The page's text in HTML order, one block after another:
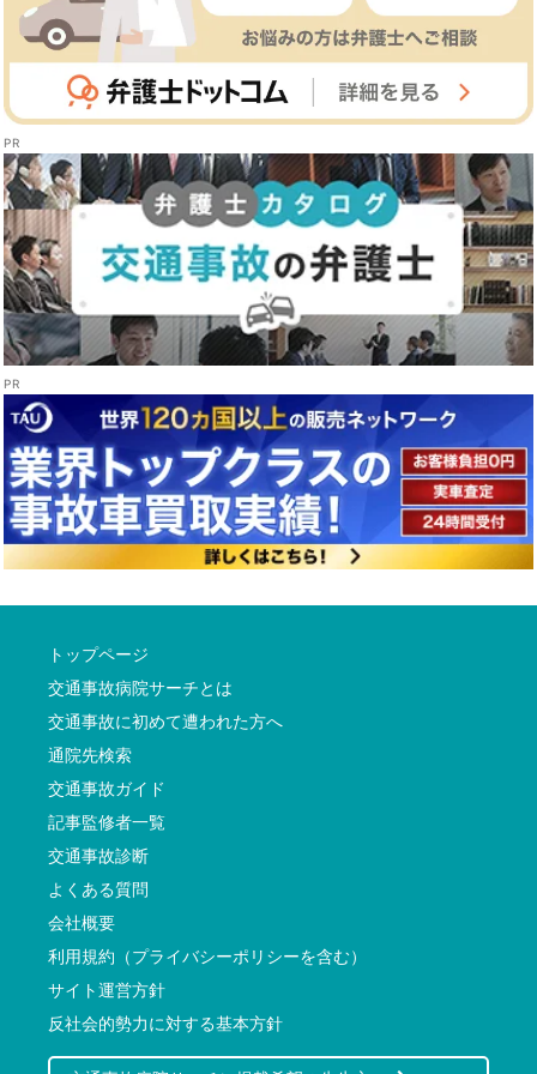
トップページ
交通事故病院サーチとは
交通事故に初めて遭われた方へ
通院先検索
交通事故ガイド
記事監修者一覧
交通事故診断
よくある質問
会社概要
利用規約（プライバシーポリシーを含む）
サイト運営方針
反社会的勢力に対する基本方針